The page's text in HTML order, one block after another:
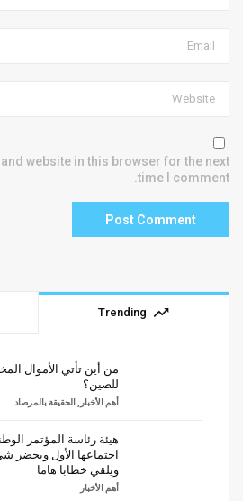
website in this browser for the next
time I comment.
trending_up
Trending
من أين تأتي الأموال
للصين؟
أهم الأخبار الحقيقة بالمرصاد
هيئة رئاسة المؤتمر
اجتماعها الأول ويحضر
ويلقي خطابا هاما
أهم الأخبار